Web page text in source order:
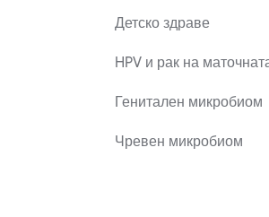
Детско здраве
HPV и рак на
Генитален микробиом
Чревен микробиом